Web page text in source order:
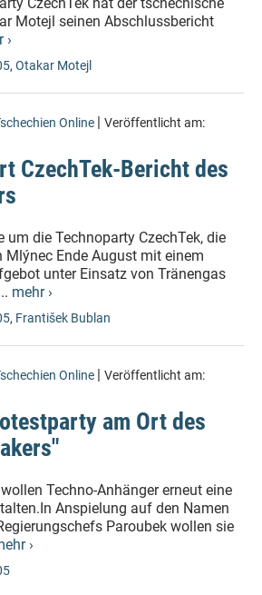
Motejl seinen Abschlussbericht
›
, Otakar Motejl
Online | Veröffentlicht am:
CzechTek-Bericht des
um die Technoparty CzechTek, die
Ende August mit einem
unter Einsatz von Tränengas
mehr ›
, František Bublan
Online | Veröffentlicht am:
am Ort des
Techno-Anhänger erneut eine
Anspielung auf den Namen
Paroubek wollen sie
›